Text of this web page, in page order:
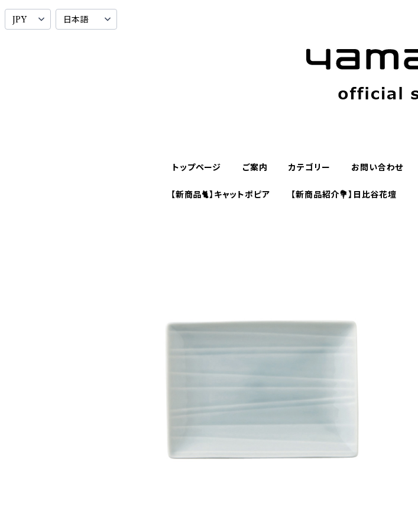
トップページ ご案内 カテゴリー お問い合わせ
【新商品🐈】キャットポピア 【新商品紹介💐】日比谷花壇